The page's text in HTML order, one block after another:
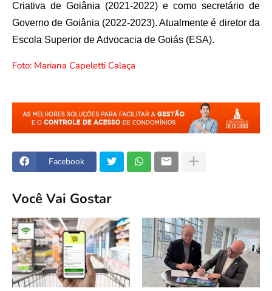
Criativa de Goiânia (2021-2022) e como secretário de
Governo de Goiânia (2022-2023). Atualmente é diretor da
Escola Superior de Advocacia de Goiás (ESA).
Foto: Mariana Capeletti Calaça
Facebook
Você Vai Gostar